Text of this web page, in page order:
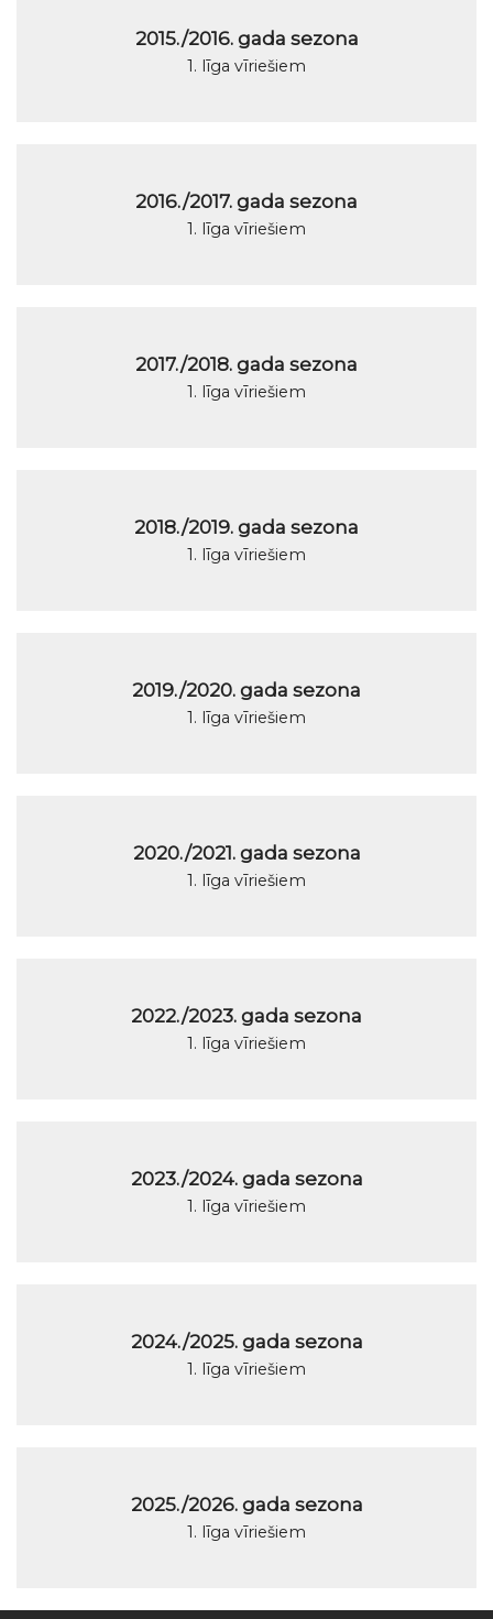
2015./2016. gada sezona
1. līga vīriešiem
2016./2017. gada sezona
1. līga vīriešiem
2017./2018. gada sezona
1. līga vīriešiem
2018./2019. gada sezona
1. līga vīriešiem
2019./2020. gada sezona
1. līga vīriešiem
2020./2021. gada sezona
1. līga vīriešiem
2022./2023. gada sezona
1. līga vīriešiem
2023./2024. gada sezona
1. līga vīriešiem
2024./2025. gada sezona
1. līga vīriešiem
2025./2026. gada sezona
1. līga vīriešiem